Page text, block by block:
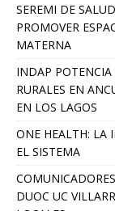
SEREMI DE
PROMOVER
MATERNA
INDAP POTENCIA
RURALES EN
EN LOS LAGOS
ONE HEALTH: LA
EL SISTEMA
DUOC UC